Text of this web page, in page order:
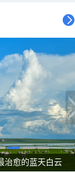
治愈的蓝天白云